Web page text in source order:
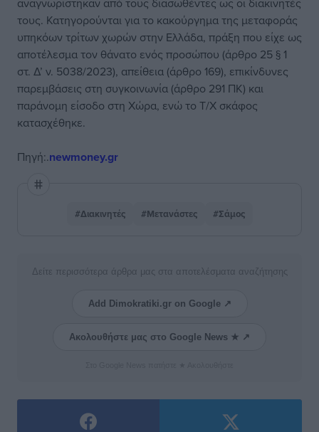
τους. Κατηγορούνται για το κακούργημα της μεταφοράς
υπηκόων τρίτων χωρών στην Ελλάδα, πράξη που είχε ως
αποτέλεσμα τον θάνατο ενός προσώπου (άρθρο 25 § 1
στ. Δ’ ν. 5038/2023), απείθεια (άρθρο 169), επικίνδυνες
παρεμβάσεις στη συγκοινωνία (άρθρο 291 ΠΚ) και
παράνομη είσοδο στη Χώρα, ενώ το Τ/Χ σκάφος
κατασχέθηκε.
Πηγή:.newmoney.gr
#Διακινητές #Μετανάστες #Σάμος
Δείτε περισσότερα άρθρα μας στα αποτελέσματα αναζήτησης
Add Dimokratiki.gr on Google ↗
Ακολουθήστε μας στο Google News ★ ↗